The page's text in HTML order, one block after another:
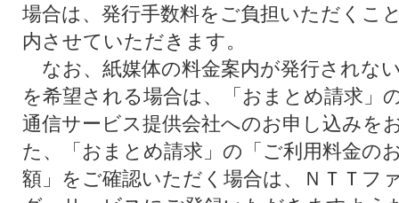
場合は、発行手数料をご負担いただくこ
内させていただきます。
なお、紙媒体の料金案内が発行されな
を希望される場合は、「おまとめ請求」
通信サービス提供会社へのお申し込みを
た、「おまとめ請求」の「ご利用料金の
額」をご確認いただく場合は、ＮＴＴフ